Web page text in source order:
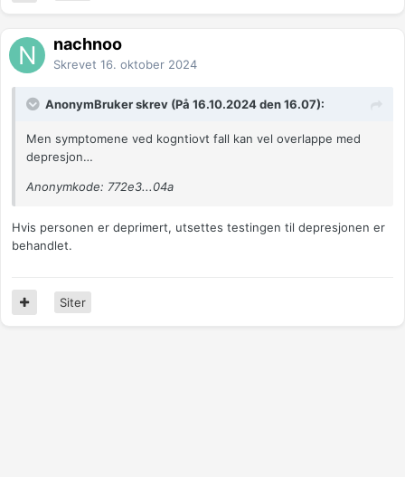
nachnoo
Skrevet 16. oktober 2024
AnonymBruker skrev (På 16.10.2024 den 16.07):
Men symptomene ved kogntiovt fall kan vel overlappe med
depresjon…
Anonymkode: 772e3...04a
Hvis personen er deprimert, utsettes testingen til depresjonen er
behandlet.
Siter